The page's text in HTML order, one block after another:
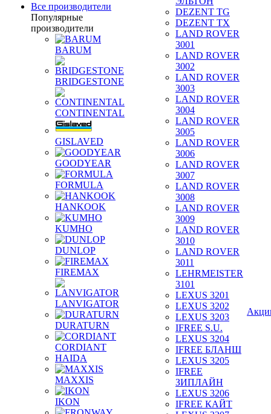
Все производители
Популярные
производители
BARUM
BRIDGESTONE
CONTINENTAL
GISLAVED
GOODYEAR
FORMULA
HANKOOK
KUMHO
DUNLOP
FIREMAX
LANVIGATOR
DURATURN
CORDIANT
HAIDA
MAXXIS
IKON
DEZENT TG
DEZENT TX
LAND ROVER
3001
LAND ROVER
3002
LAND ROVER
3003
LAND ROVER
3004
LAND ROVER
3005
LAND ROVER
3006
LAND ROVER
3007
LAND ROVER
3008
LAND ROVER
3009
LAND ROVER
3010
LAND ROVER
3011
LEHRMEISTER
3101
LEXUS 3201
LEXUS 3202
LEXUS 3203
IFREE S.U.
LEXUS 3204
IFREE БЛАНШ
LEXUS 3205
IFREE
ЗИПЛАЙН
LEXUS 3206
IFREE КАЙТ